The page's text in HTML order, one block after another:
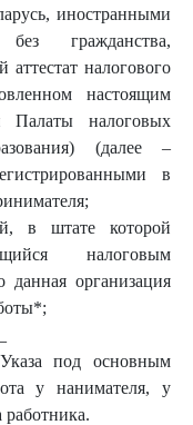
иностранными
гражданства,
налогового
настоящим
Палаты налоговых
(далее –
в
в штате которой
налоговым
данная организация
под основным
у нанимателя, у
работника.